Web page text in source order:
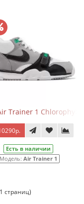
Trainer 1 Chlorophyll
Есть в наличии
Модель: Air Trainer 1
страниц)